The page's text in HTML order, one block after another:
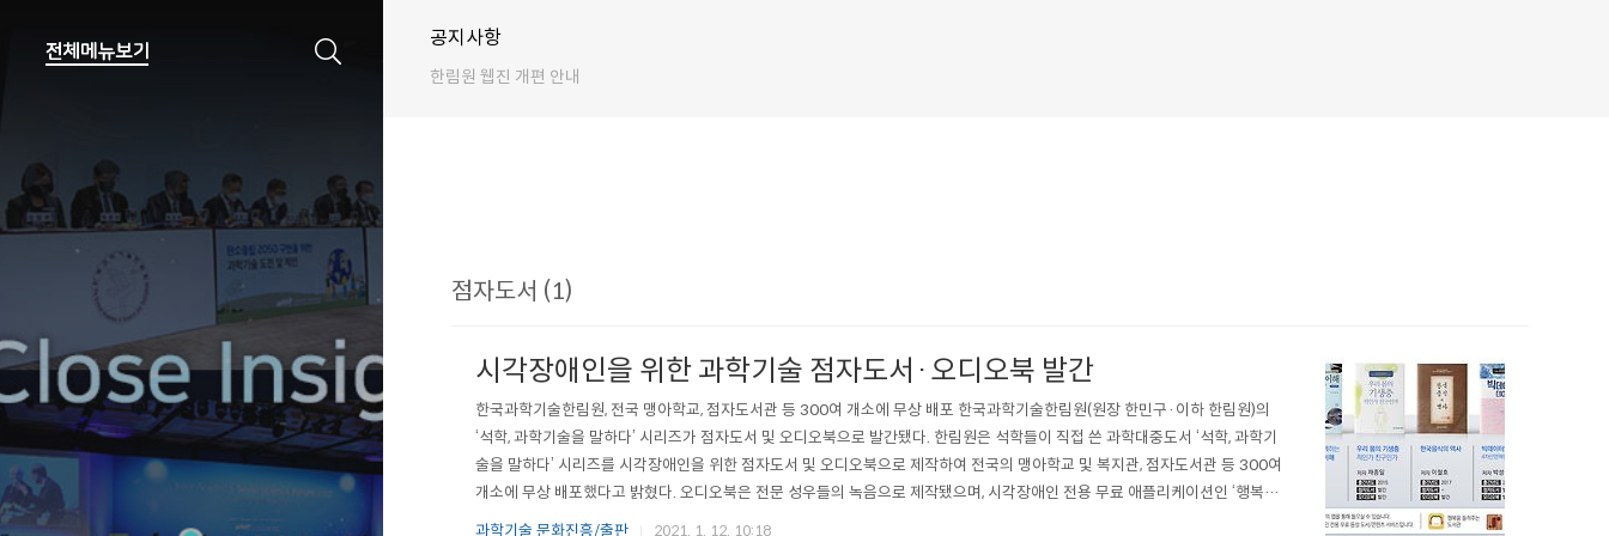
공지사항
한림원 웹진 개편 안내
점자도서 (1)
시각장애인을 위한 과학기술 점자도서·오디오북 발간
한국과학기술한림원, 전국 맹아학교, 점자도서관 등 300여 개소에 무상 배포 한국과학기술한림원(원장 한민구·이하 한림원)의
‘석학, 과학기술을 말하다’ 시리즈가 점자도서 및 오디오북으로 발간됐다. 한림원은 석학들이 직접 쓴 과학대중도서 ‘석학, 과학기
술을 말하다’ 시리즈를 시각장애인을 위한 점자도서 및 오디오북으로 제작하여 전국의 맹아학교 및 복지관, 점자도서관 등 300여
개소에 무상 배포했다고 밝혔다. 오디오북은 전문 성우들의 녹음으로 제작됐으며, 시각장애인 전용 무료 애플리케이션인 ‘행복을
들려주는 도서관’과 ‘실로암 포네’ 등에서 들어볼 수 있다. ‘석학, 과학기술을 말하다’ 시리즈는 한림원 회원들의 저술활동을 위해 발
과학기술 문화진흥/출판 2021. 1. 12. 10:18